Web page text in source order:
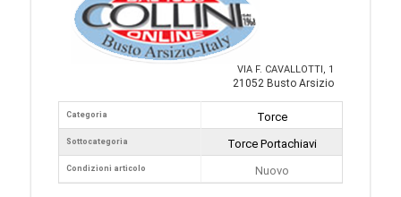
VIA F. CAVALLOTTI, 1
21052 Busto Arsizio
Categoria
Sottocategoria
Condizioni articolo
Torce
Torce Portachiavi
Nuovo